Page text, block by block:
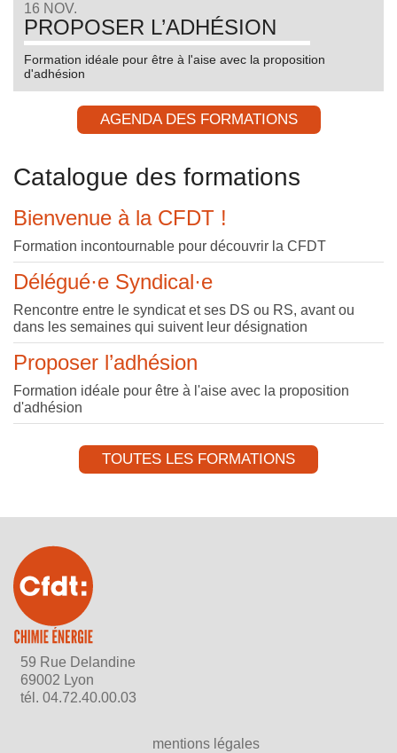
16 NOV.
PROPOSER L’ADHÉSION
Formation idéale pour être à l'aise avec la proposition
d'adhésion
AGENDA DES FORMATIONS
Catalogue des formations
Bienvenue à la CFDT !
Formation incontournable pour découvrir la CFDT
Délégué·e Syndical·e
Rencontre entre le syndicat et ses DS ou RS, avant ou
dans les semaines qui suivent leur désignation
Proposer l’adhésion
Formation idéale pour être à l'aise avec la proposition
d'adhésion
TOUTES LES FORMATIONS
59 Rue Delandine
69002 Lyon
tél.04.72.40.00.03
mentions légales